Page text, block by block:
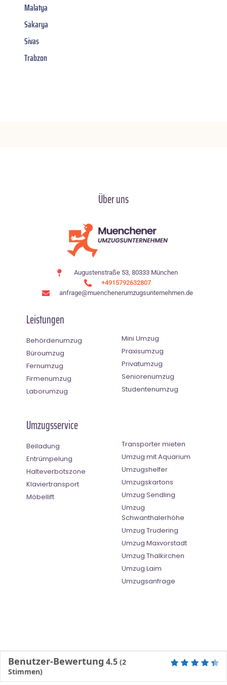
Malatya
Sakarya
Sivas
Trabzon
Über uns
Augustenstraße 53, 80333 München
+4915792632807
anfrage@muenchenerumzugsunternehmen.de
Leistungen
Behördenumzug
Büroumzug
Fernumzug
Firmenumzug
Laborumzug
Mini Umzug
Praxisumzug
Privatumzug
Seniorenumzug
Studentenumzug
Umzugsservice
Beiladung
Entrümpelung
Halteverbotszone
Klaviertransport
Möbellift
Transporter mieten
Umzug mit Aquarium
Umzugshelfer
Umzugskartons
Umzug Sendling
Umzug
Schwanthalerhöhe
Umzug Trudering
Umzug Maxvorstadt
Umzug Thalkirchen
Umzug Laim
Umzugsanfrage
Benutzer-Bewertung 4.5 (2
Stimmen)